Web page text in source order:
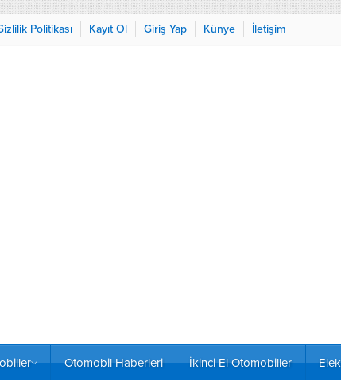
Politikası Kayıt Ol Giriş Yap Künye İletişim
Otomobil Haberleri İkinci El Otomobiller